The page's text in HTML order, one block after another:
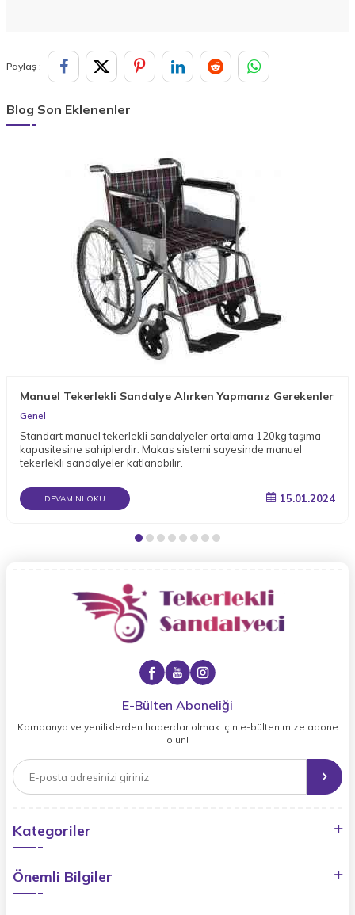
Paylaş :
Blog Son Eklenenler
Manuel Tekerlekli Sandalye Alırken Yapmanız Gerekenler
Genel
Standart manuel tekerlekli sandalyeler ortalama 120kg taşıma
kapasitesine sahiplerdir. Makas sistemi sayesinde manuel
tekerlekli sandalyeler katlanabilir.
DEVAMINI OKU 15.01.2024
E-Bülten Aboneliği
Kampanya ve yeniliklerden haberdar olmak için e-bültenimize abone
olun!
Kategoriler
Önemli Bilgiler